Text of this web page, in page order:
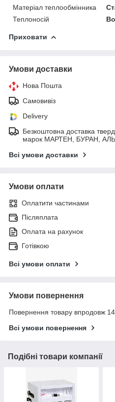
Матеріал теплообмінника
Теплоносій
Приховати
Умови доставки
Нова Пошта
Самовивіз
Delivery
Безкоштовна доставка
марок МАРТЕН, БУРАН,
Всі умови доставки
Умови оплати
Оплатити частинами
Післяплата
Оплата на рахунок
Готівкою
Всі умови оплати
Умови повернення
Повернення товару впродовж
Всі умови повернення
Подібні товари компанії